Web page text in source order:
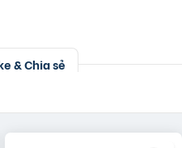
& Chia sẻ